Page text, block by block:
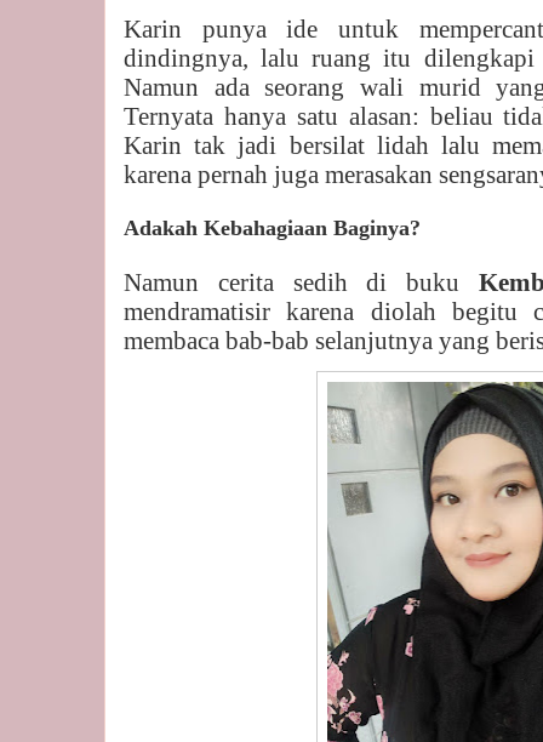
Karin punya ide untuk
dindingnya, lalu ruang itu
Namun ada seorang wali murid
Ternyata hanya satu alasan: beliau
Karin tak jadi bersilat lidah lalu
karena pernah juga merasakan
Adakah Kebahagiaan Baginya?
Namun cerita sedih di buku
mendramatisir karena diolah begitu
membaca bab-bab selanjutnya yang